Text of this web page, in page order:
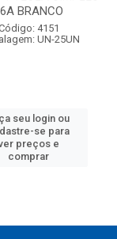
BRANCO
4151
UN-25UN
seu login ou
se para
preços e
comprar